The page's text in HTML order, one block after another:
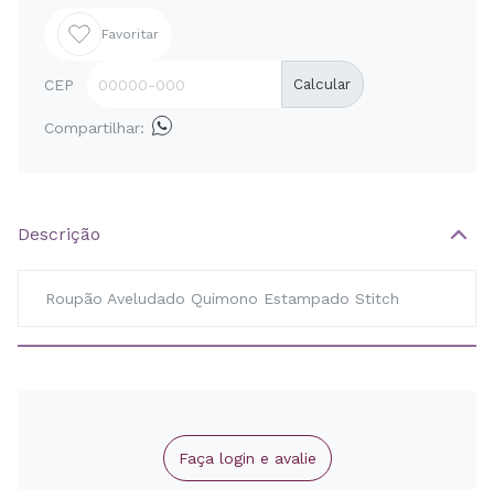
Favoritar
CEP Calcular
Compartilhar:
Descrição
Roupão Aveludado Quimono Estampado Stitch
Faça login e avalie